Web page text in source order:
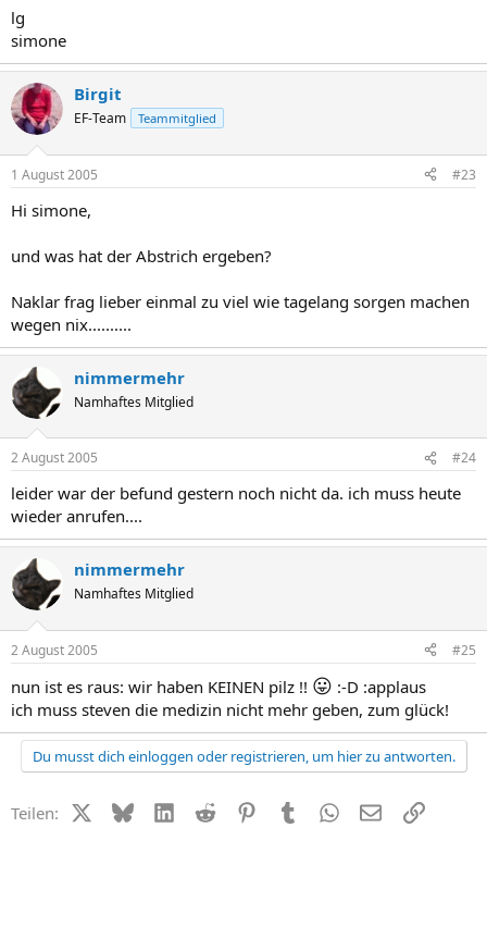
lg
simone
Birgit
EF-Team Teammitglied
1 August 2005 #23
Hi simone,
und was hat der Abstrich ergeben?
Naklar frag lieber einmal zu viel wie tagelang sorgen machen
wegen nix..........
nimmermehr
Namhaftes Mitglied
2 August 2005 #24
leider war der befund gestern noch nicht da. ich muss heute
wieder anrufen....
nimmermehr
Namhaftes Mitglied
2 August 2005 #25
nun ist es raus: wir haben KEINEN pilz !! 😛 :-D :applaus
ich muss steven die medizin nicht mehr geben, zum glück!
Du musst dich einloggen oder registrieren, um hier zu antworten.
Teilen: X (Twitter)
BlueskyLinkedIn
Reddit PinterestTumblr WhatsApp
E-MailLink